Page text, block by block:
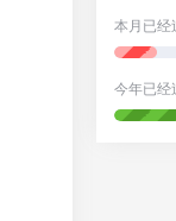
本月已经
今年已经